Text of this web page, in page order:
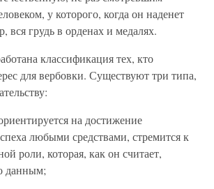
у которого, когда он наденет
вся грудь в орденах и медалях.
классификация тех, кто
для вербовки. Существуют три типа,
на достижение
любыми средствами, стремится к
роли, которая, как он считает,
данным;